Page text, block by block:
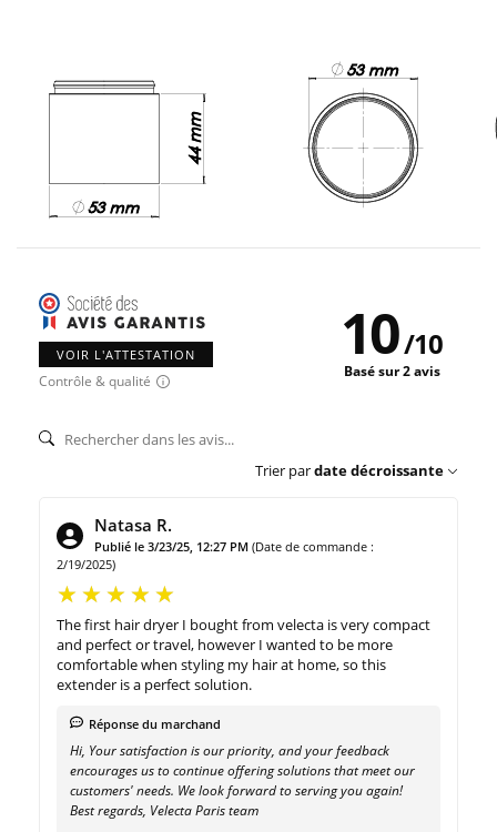
VOIR L'ATTESTATION
Contrôle & qualité
10/10
Basé sur 2 avis
Trier pardate décroissante
Natasa R.
Publié le 3/23/25, 12:27 PM (Date de commande :
2/19/2025)
The first hair dryer I bought from velecta is very compact
and perfect or travel, however I wanted to be more
comfortable when styling my hair at home, so this
extender is a perfect solution.
Réponse du marchand
Hi, Your satisfaction is our priority, and your feedback
encourages us to continue offering solutions that meet our
customers' needs. We look forward to serving you again!
Best regards, Velecta Paris team